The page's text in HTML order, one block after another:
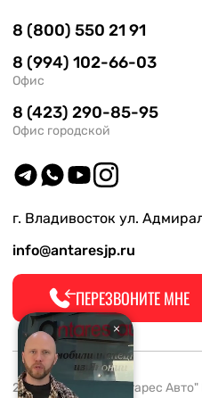
8 (800) 550 21 91
8 (994) 102-66-03
Офис
8 (423) 290-85-95
Офис городской
г. Владивосток ул.
info@antaresjp.ru
ПЕРЕЗВОНИТЕ МНЕ
2008-2026 ООО "Антарес